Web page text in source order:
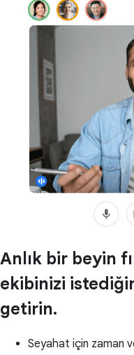
Anlık bir beyin
ekibinizi
getirin.
Seyahat için zaman